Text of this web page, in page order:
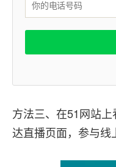
方法三、在51网站
达直播页面，参与线